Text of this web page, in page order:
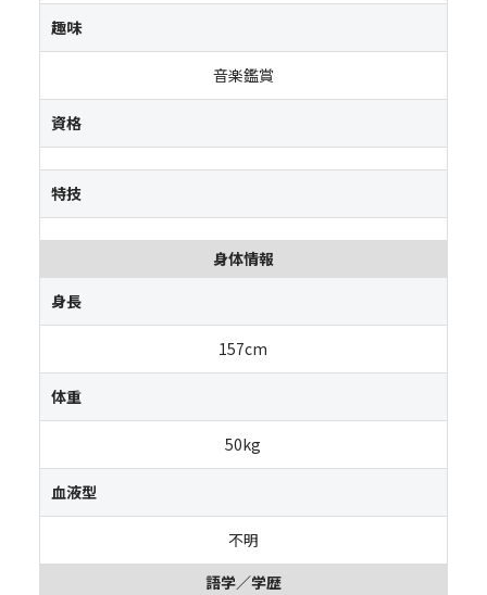
趣味
音楽鑑賞
資格
特技
身体情報
身長
157cm
体重
50kg
血液型
不明
語学／学歴